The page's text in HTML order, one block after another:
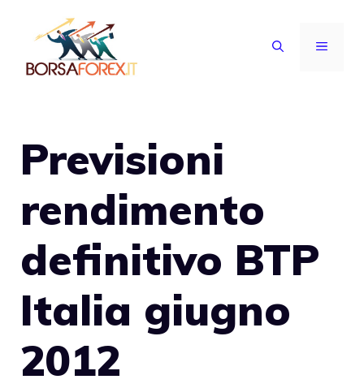
contenuto
MENU
Previsioni
rendimento
definitivo BTP
Italia giugno
2012